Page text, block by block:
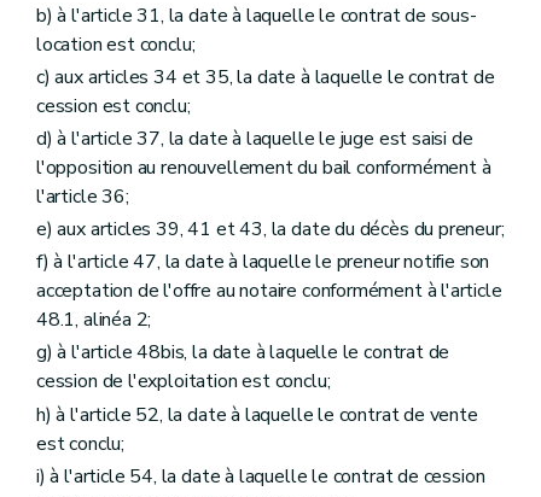
b) à l'article 31, la date à laquelle le contrat de sous-
location est conclu;
c) aux articles 34 et 35, la date à laquelle le contrat de
cession est conclu;
d) à l'article 37, la date à laquelle le juge est saisi de
l'opposition au renouvellement du bail conformément à
l'article 36;
e) aux articles 39, 41 et 43, la date du décès du preneur;
f) à l'article 47, la date à laquelle le preneur notifie son
acceptation de l'offre au notaire conformément à l'article
48.1, alinéa 2;
g) à l'article 48bis, la date à laquelle le contrat de
cession de l'exploitation est conclu;
h) à l'article 52, la date à laquelle le contrat de vente
est conclu;
i) à l'article 54, la date à laquelle le contrat de cession